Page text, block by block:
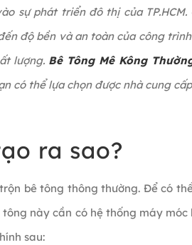
sự phát triển đô thị của TP.HCM.
độ bền và an toàn của công
lượng.Bê Tông Mê Kông
có thể lựa chọn được nhà cung
ra sao?
bê tông thông thường. Để có
này cần có hệ thống máy móc
sau: